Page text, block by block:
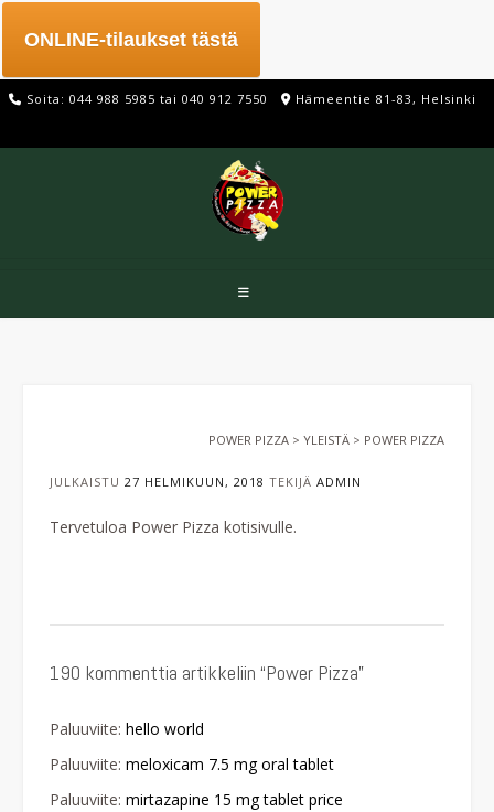
ONLINE-tilaukset tästä
Soita: 044 988 5985 tai 040 912 7550 Hämeentie 81-83, Helsinki
POWER PIZZA > YLEISTÄ > POWER PIZZA
JULKAISTU 27 HELMIKUUN, 2018 TEKIJÄ ADMIN
Tervetuloa Power Pizza kotisivulle.
190 kommenttia artikkeliin “Power Pizza”
Paluuviite: hello world
Paluuviite: meloxicam 7.5 mg oral tablet
Paluuviite: mirtazapine 15 mg tablet price